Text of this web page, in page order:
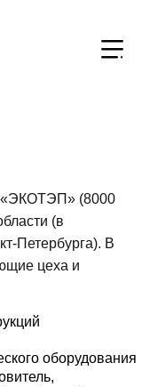
«ЭКОТЭП» (8000
(в
Петербурга). В
цеха и
оборудования